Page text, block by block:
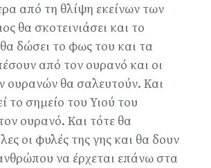
από τη θλίψη εκείνων των
θα σκοτεινιάσει και το
δώσει το φως του και τα
από τον ουρανό και οι
ουρανών θα σαλευτούν. Και
το σημείο του Υιού του
ουρανό. Και τότε θα
οι φυλές της γης και θα δουν
να έρχεται επάνω στα